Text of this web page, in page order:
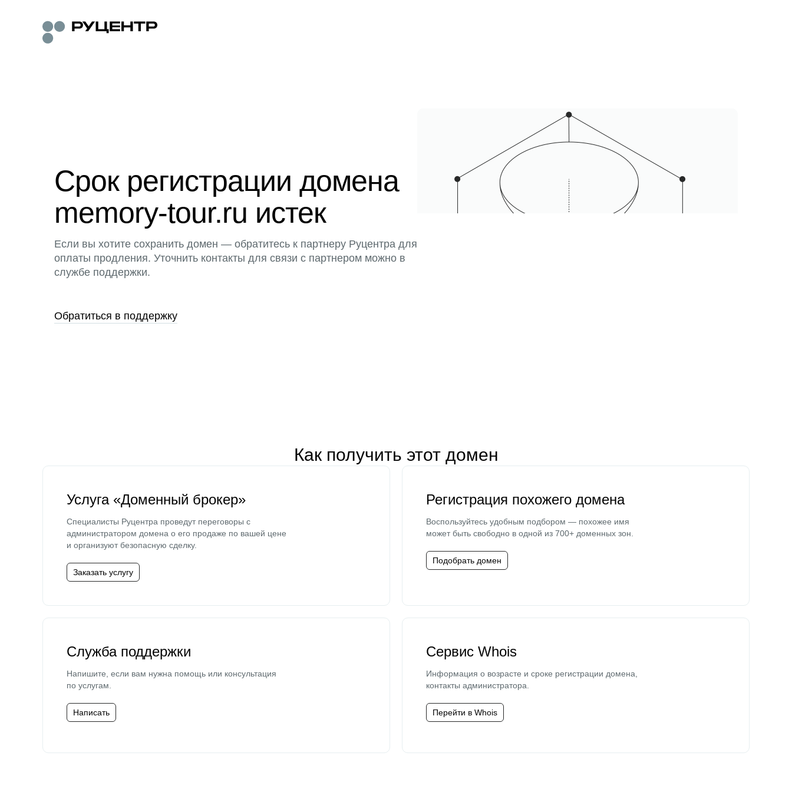
Срок регистрации домена
memory-tour.ru истек
Если вы хотите сохранить домен — обратитесь к партнеру Руцентра для
оплаты продления. Уточнить контакты для связи с партнером можно в
службе поддержки.
Обратиться в поддержку
Как получить этот домен
Услуга «Доменный брокер»
Специалисты Руцентра проведут переговоры с
администратором домена о его продаже по вашей цене
и организуют безопасную сделку.
Заказать услугу
Регистрация похожего домена
Воспользуйтесь удобным подбором — похожее имя
может быть свободно в одной из 700+ доменных зон.
Подобрать домен
Служба поддержки
Напишите, если вам нужна помощь или консультация
по услугам.
Написать
Сервис Whois
Информация о возрасте и сроке регистрации домена,
контакты администратора.
Перейти в Whois